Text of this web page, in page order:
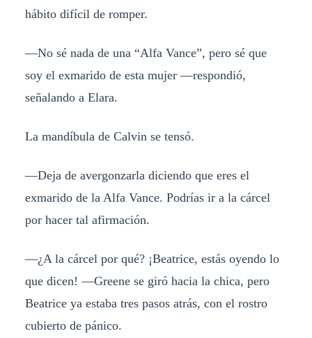
hábito difícil de romper.
—No sé nada de una “Alfa Vance”, pero sé que
soy el exmarido de esta mujer —respondió,
señalando a Elara.
La mandíbula de Calvin se tensó.
—Deja de avergonzarla diciendo que eres el
exmarido de la Alfa Vance. Podrías ir a la cárcel
por hacer tal afirmación.
—¿A la cárcel por qué? ¡Beatrice, estás oyendo lo
que dicen! —Greene se giró hacia la chica, pero
Beatrice ya estaba tres pasos atrás, con el rostro
cubierto de pánico.